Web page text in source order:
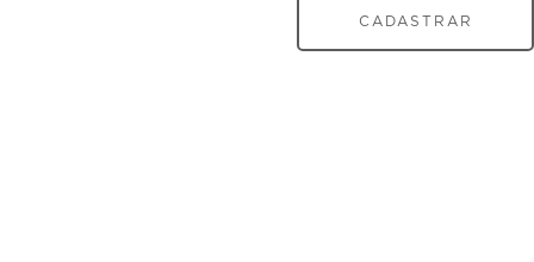
CADASTRAR